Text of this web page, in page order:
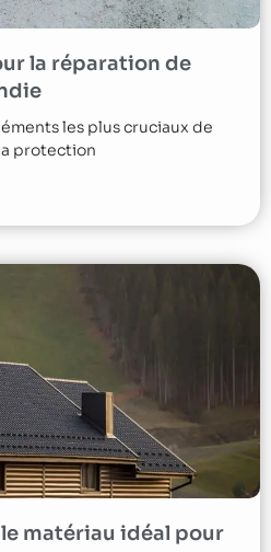
la réparation de
les plus cruciaux de
protection
matériau idéal pour